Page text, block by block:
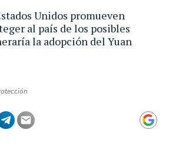
Unidos promueven
al país de los posibles
la adopción del Yuan